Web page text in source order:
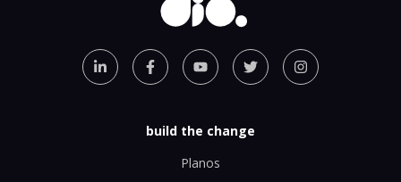
build the change
Planos